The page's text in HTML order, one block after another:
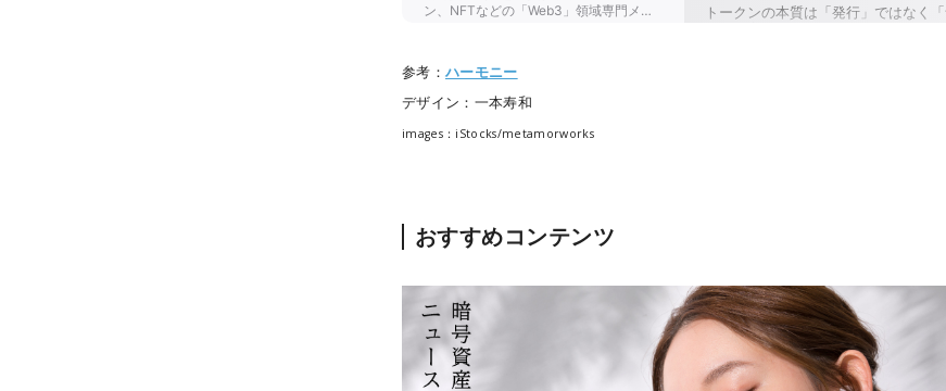
参考： ハーモニー
デザイン：一本寿和
images：iStocks/metamorworks
おすすめコンテンツ